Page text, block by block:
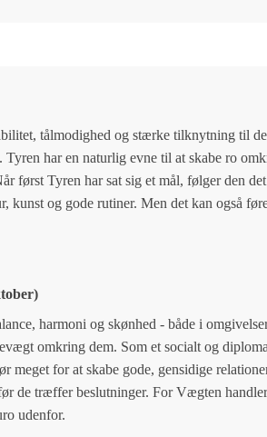
tålmodighed og stærke tilknytning til
har en naturlig evne til at skabe ro
først Tyren har sat sig et mål, følger den
kunst og gode rutiner. Men det kan også
harmoni og skønhed - både i
omkring dem. Som et socialt og
meget for at skabe gode, gensidige
de træffer beslutninger. For Vægten
udenfor.